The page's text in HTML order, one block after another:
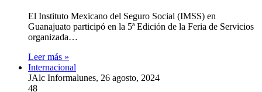
El Instituto Mexicano del Seguro Social (IMSS) en
Guanajuato participó en la 5ª Edición de la Feria de Servicios
organizada…
Leer más »
Internacional
JAlc Informalunes, 26 agosto, 2024
48